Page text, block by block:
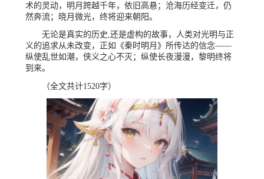
术的灵动，明月跨越千年，依旧高悬；沧海历经变迁，仍
然奔流；晓月微光，终将迎来朝阳。
无论是真实的历史,还是虚构的故事，人类对光明与正
义的追求从未改变，正如《秦时明月》所传达的信念——
纵使乱世如潮，侠义之心不灭；纵使长夜漫漫，黎明终将
到来。
（全文共计1520字）